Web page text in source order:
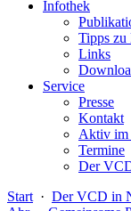
Infothek
Tipps
Links
Service
Presse
Kontakt
Aktiv
Termine
Der
Start · Der VCD in